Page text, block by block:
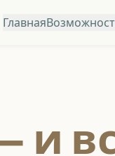
Главная
и